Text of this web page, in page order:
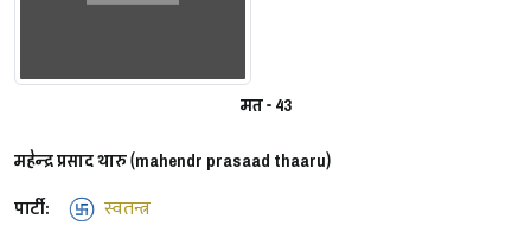
मत - 43
महेन्द्र प्रसाद थारु (mahendr prasaad thaaru)
पार्टी:
स्वतन्त्र